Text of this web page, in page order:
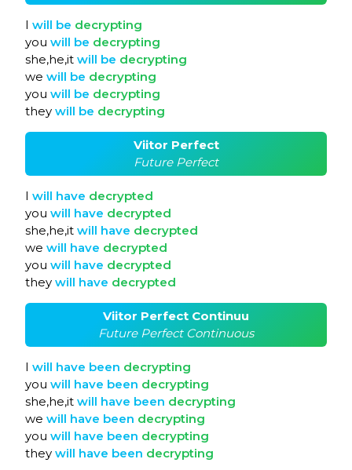
I will be decrypting
you will be decrypting
she,he,it will be decrypting
we will be decrypting
you will be decrypting
they will be decrypting
Viitor Perfect
Future Perfect
I will have decrypted
you will have decrypted
she,he,it will have decrypted
we will have decrypted
you will have decrypted
they will have decrypted
Viitor Perfect Continuu
Future Perfect Continuous
I will have been decrypting
you will have been decrypting
she,he,it will have been decrypting
we will have been decrypting
you will have been decrypting
they will have been decrypting